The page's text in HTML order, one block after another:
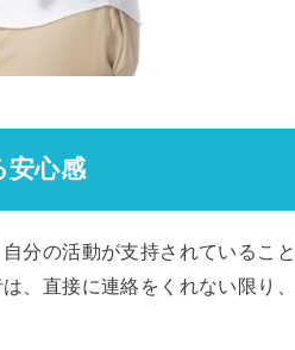
安心感
分の活動が支持されていること
、直接に連絡をくれない限り、